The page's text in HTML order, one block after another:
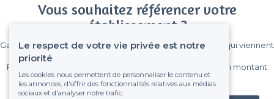
Vous souhaitez référencer votre
établissement ?
Gagnez de nombreux clients parmi le million de visiteurs qui viennent
Pas de commissions et sans engagement, vous payez un montant
fixe sans risque de voir déraper la facture.
Le respect de votre vie privée est notre
priorité
Les cookies nous permettent de personnaliser le contenu et
les annonces, d'offrir des fonctionnalités relatives aux médias
sociaux et d'analyser notre trafic.